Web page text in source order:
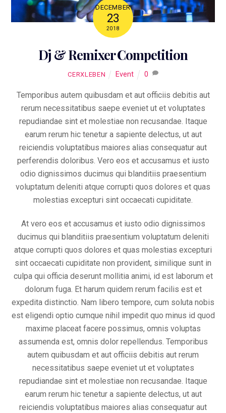
DECEMBER
23
2018
Dj & Remixer Competition
CERXLEBEN Event 0
Temporibus autem quibusdam et aut officiis debitis aut
rerum necessitatibus saepe eveniet ut et voluptates
repudiandae sint et molestiae non recusandae. Itaque
earum rerum hic tenetur a sapiente delectus, ut aut
reiciendis voluptatibus maiores alias consequatur aut
perferendis doloribus. Vero eos et accusamus et iusto
odio dignissimos ducimus qui blanditiis praesentium
voluptatum deleniti atque corrupti quos dolores et quas
molestias excepturi sint occaecati cupiditate.
At vero eos et accusamus et iusto odio dignissimos
ducimus qui blanditiis praesentium voluptatum deleniti
atque corrupti quos dolores et quas molestias excepturi
sint occaecati cupiditate non provident, similique sunt in
culpa qui officia deserunt mollitia animi, id est laborum et
dolorum fuga. Et harum quidem rerum facilis est et
expedita distinctio. Nam libero tempore, cum soluta nobis
est eligendi optio cumque nihil impedit quo minus id quod
maxime placeat facere possimus, omnis voluptas
assumenda est, omnis dolor repellendus. Temporibus
autem quibusdam et aut officiis debitis aut rerum
necessitatibus saepe eveniet ut et voluptates
repudiandae sint et molestiae non recusandae. Itaque
earum rerum hic tenetur a sapiente delectus, ut aut
reiciendis voluptatibus maiores alias consequatur aut